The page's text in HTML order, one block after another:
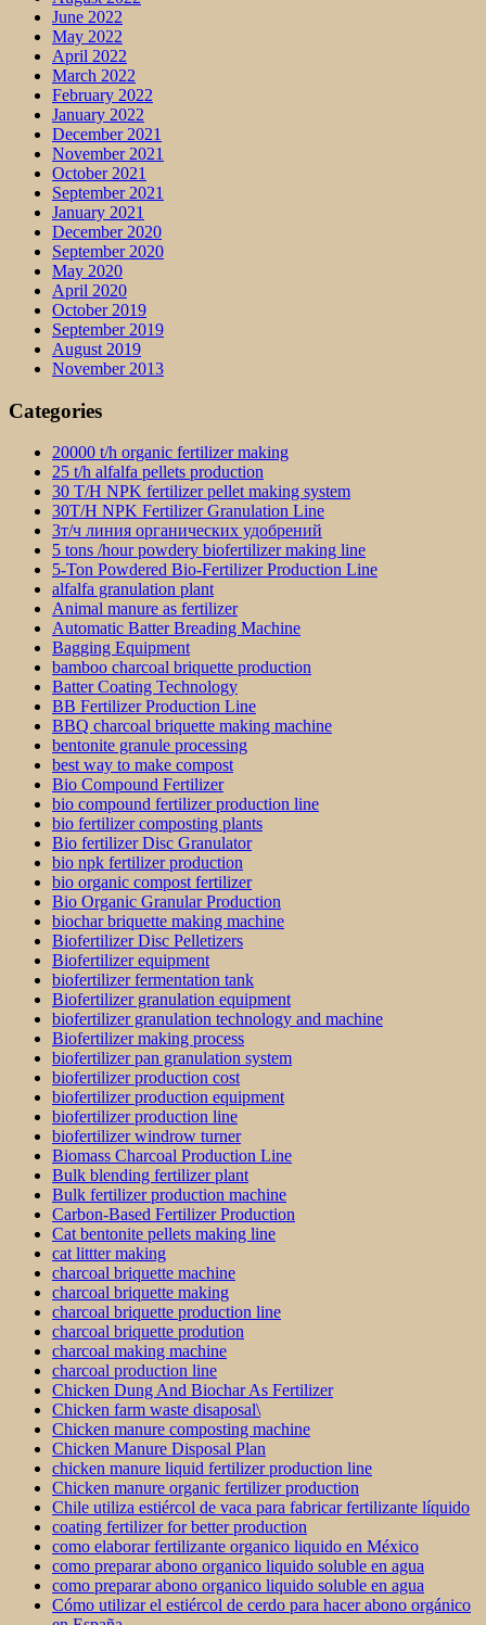
June 2022
May 2022
April 2022
March 2022
February 2022
January 2022
December 2021
November 2021
October 2021
September 2021
January 2021
December 2020
September 2020
May 2020
April 2020
October 2019
September 2019
August 2019
November 2013
Categories
20000 t/h organic fertilizer making
25 t/h alfalfa pellets production
30 T/H NPK fertilizer pellet making system
30T/H NPK Fertilizer Granulation Line
3т/ч линия органических удобрений
5 tons /hour powdery biofertilizer making line
5-Ton Powdered Bio-Fertilizer Production Line
alfalfa granulation plant
Animal manure as fertilizer
Automatic Batter Breading Machine
Bagging Equipment
bamboo charcoal briquette production
Batter Coating Technology
BB Fertilizer Production Line
BBQ charcoal briquette making machine
bentonite granule processing
best way to make compost
Bio Compound Fertilizer
bio compound fertilizer production line
bio fertilizer composting plants
Bio fertilizer Disc Granulator
bio npk fertilizer production
bio organic compost fertilizer
Bio Organic Granular Production
biochar briquette making machine
Biofertilizer Disc Pelletizers
Biofertilizer equipment
biofertilizer fermentation tank
Biofertilizer granulation equipment
biofertilizer granulation technology and machine
Biofertilizer making process
biofertilizer pan granulation system
biofertilizer production cost
biofertilizer production equipment
biofertilizer production line
biofertilizer windrow turner
Biomass Charcoal Production Line
Bulk blending fertilizer plant
Bulk fertilizer production machine
Carbon-Based Fertilizer Production
Cat bentonite pellets making line
cat littter making
charcoal briquette machine
charcoal briquette making
charcoal briquette production line
charcoal briquette prodution
charcoal making machine
charcoal production line
Chicken Dung And Biochar As Fertilizer
Chicken farm waste disaposal\
Chicken manure composting machine
Chicken Manure Disposal Plan
chicken manure liquid fertilizer production line
Chicken manure organic fertilizer production
Chile utiliza estiércol de vaca para fabricar fertilizante líquido
coating fertilizer for better production
como elaborar fertilizante organico liquido en México
como preparar abono organico liquido soluble en agua
como preparar abono organico liquido soluble en agua
Cómo utilizar el estiércol de cerdo para hacer abono orgánico